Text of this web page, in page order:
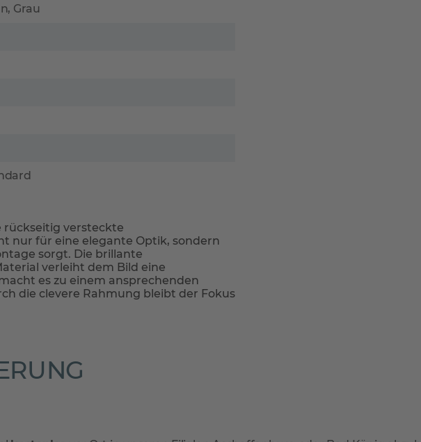
Grau
rückseitig versteckte
nur für eine elegante Optik, sondern
sorgt. Die brillante
verleiht dem Bild eine
es zu einem ansprechenden
die clevere Rahmung bleibt der Fokus